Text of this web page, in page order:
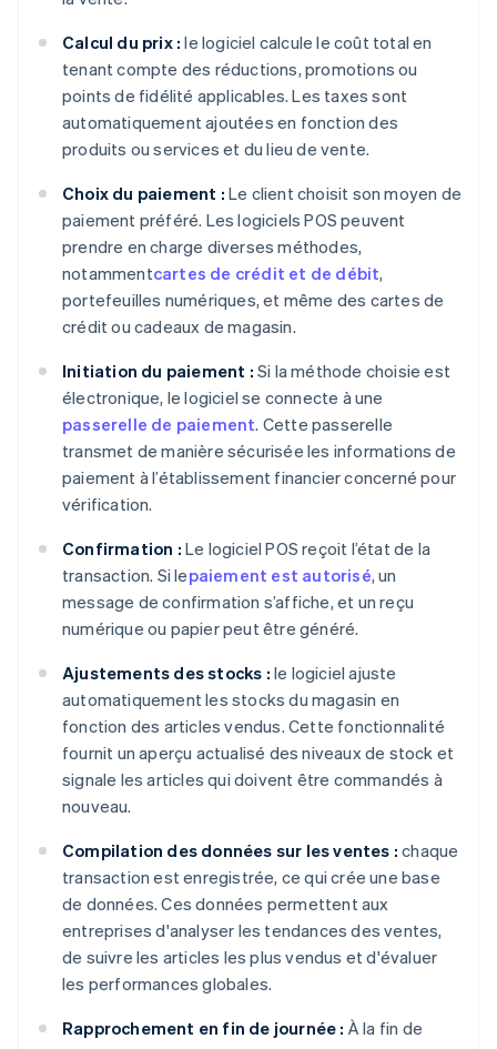
Calcul du prix : le logiciel calcule le coût total en
tenant compte des réductions, promotions ou
points de fidélité applicables. Les taxes sont
automatiquement ajoutées en fonction des
produits ou services et du lieu de vente.
Choix du paiement : Le client choisit son moyen de
paiement préféré. Les logiciels POS peuvent
prendre en charge diverses méthodes,
notammentcartes de crédit et de débit,
portefeuilles numériques, et même des cartes de
crédit ou cadeaux de magasin.
Initiation du paiement : Si la méthode choisie est
électronique, le logiciel se connecte à une
passerelle de paiement. Cette passerelle
transmet de manière sécurisée les informations de
paiement à l’établissement financier concerné pour
vérification.
Confirmation : Le logiciel POS reçoit l’état de la
transaction. Si lepaiement est autorisé, un
message de confirmation s’affiche, et un reçu
numérique ou papier peut être généré.
Ajustements des stocks : le logiciel ajuste
automatiquement les stocks du magasin en
fonction des articles vendus. Cette fonctionnalité
fournit un aperçu actualisé des niveaux de stock et
signale les articles qui doivent être commandés à
nouveau.
Compilation des données sur les ventes : chaque
transaction est enregistrée, ce qui crée une base
de données. Ces données permettent aux
entreprises d'analyser les tendances des ventes,
de suivre les articles les plus vendus et d'évaluer
les performances globales.
Rapprochement en fin de journée : À la fin de